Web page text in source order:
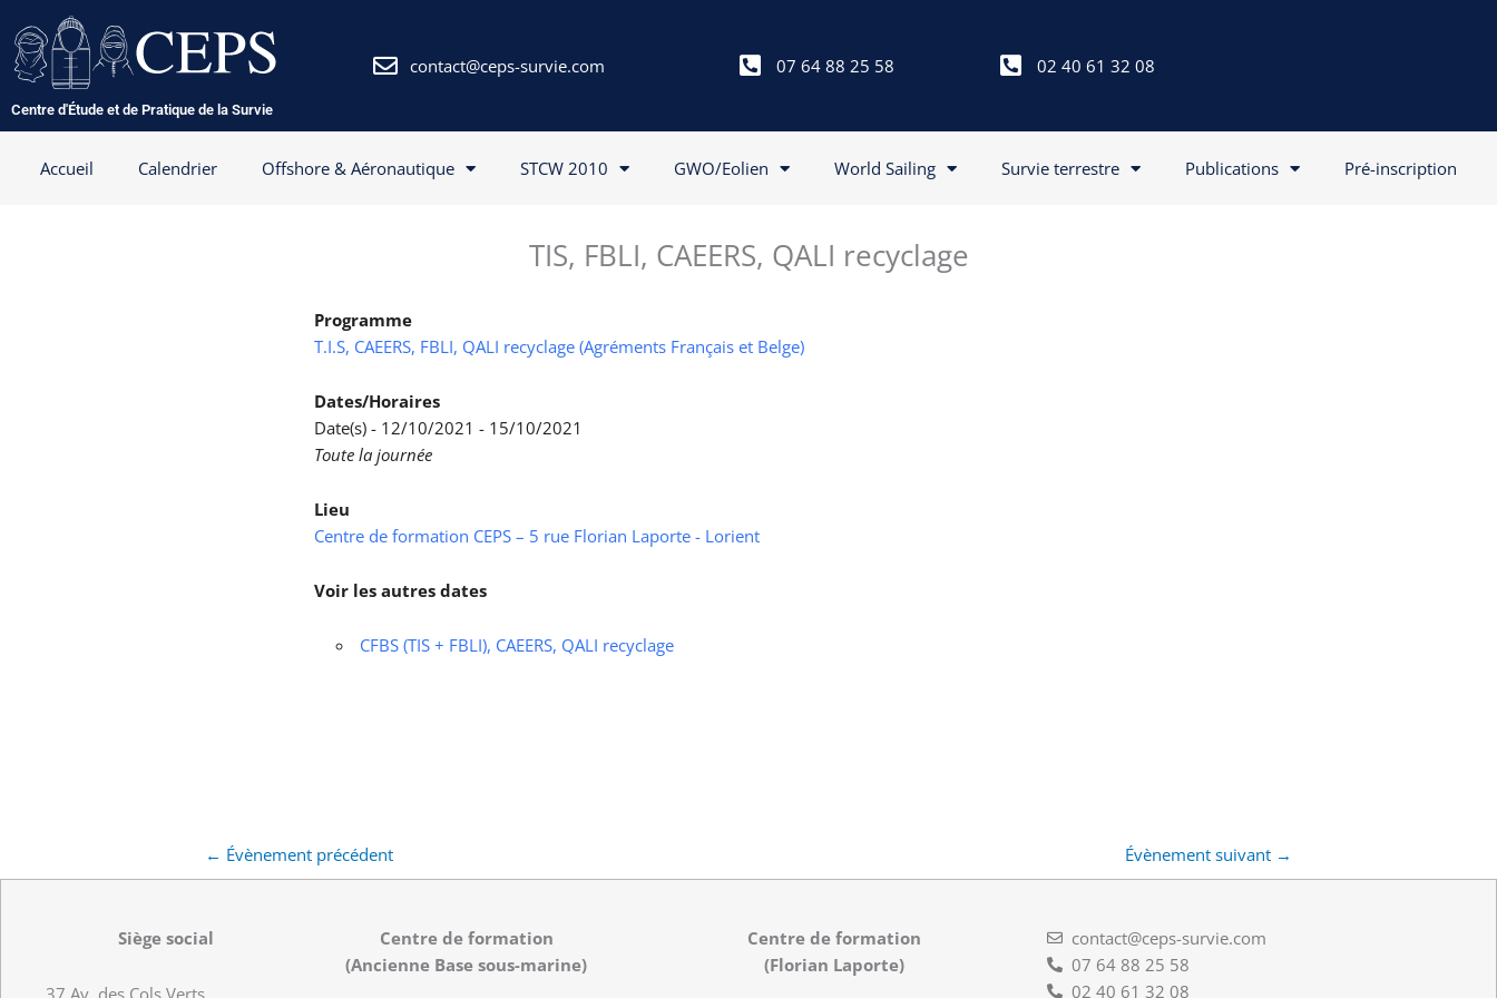
au
contenu
Centre d'Étude et de Pratique de la Survie
contact@ceps-survie.com 07 64 88 25 58 02 40 61 32 08
Accueil Calendrier Offshore & Aéronautique STCW 2010 GWO/Eolien World Sailing Survie terrestre Publications Pré-inscription
TIS, FBLI, CAEERS, QALI recyclage
Programme
T.I.S, CAEERS, FBLI, QALI recyclage (Agréments Français et Belge)
Dates/Horaires
Date(s) - 12/10/2021 - 15/10/2021
Toute la journée
Lieu
Centre de formation CEPS – 5 rue Florian Laporte - Lorient
Voir les autres dates
CFBS (TIS + FBLI), CAEERS, QALI recyclage
← Évènement précédent Évènement suivant →
Siège social
Centre de formation
(Ancienne Base sous-marine)
Centre de formation
(Florian Laporte)
contact@ceps-survie.com
07 64 88 25 58
02 40 61 32 08